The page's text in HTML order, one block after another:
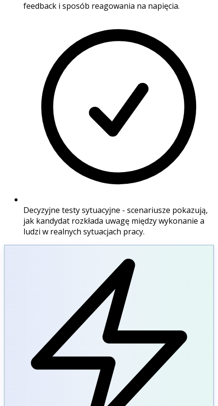
feedback i sposób reagowania na napięcia.
Decyzyjne testy sytuacyjne - scenariusze pokazują,
jak kandydat rozkłada uwagę między wykonanie a
ludzi w realnych sytuacjach pracy.